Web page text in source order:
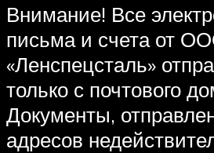
Внимание! Все
письма и счета от
«Ленспецсталь»
только с почтового
Документы,
адресов